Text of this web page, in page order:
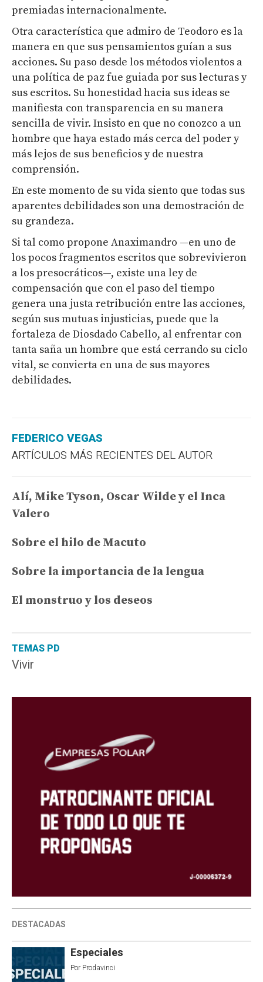
TEMAS PD
Vivir
DESTACADAS
Especiales
Por Prodavinci
premiadas internacionalmente.
Otra característica que admiro de Teodoro es la
manera en que sus pensamientos guían a sus
acciones. Su paso desde los métodos violentos a
una política de paz fue guiada por sus lecturas y
sus escritos. Su honestidad hacia sus ideas se
manifiesta con transparencia en su manera
sencilla de vivir. Insisto en que no conozco a un
hombre que haya estado más cerca del poder y
más lejos de sus beneficios y de nuestra
comprensión.
En este momento de su vida siento que todas sus
aparentes debilidades son una demostración de
su grandeza.
Si tal como propone Anaximandro —en uno de
los pocos fragmentos escritos que sobrevivieron
a los presocráticos—, existe una ley de
compensación que con el paso del tiempo
genera una justa retribución entre las acciones,
según sus mutuas injusticias, puede que la
fortaleza de Diosdado Cabello, al enfrentar con
tanta saña un hombre que está cerrando su ciclo
vital, se convierta en una de sus mayores
debilidades.
FEDERICO VEGAS
ARTÍCULOS MÁS RECIENTES DEL AUTOR
Alí, Mike Tyson, Oscar Wilde y el Inca
Valero
Sobre el hilo de Macuto
Sobre la importancia de la lengua
El monstruo y los deseos